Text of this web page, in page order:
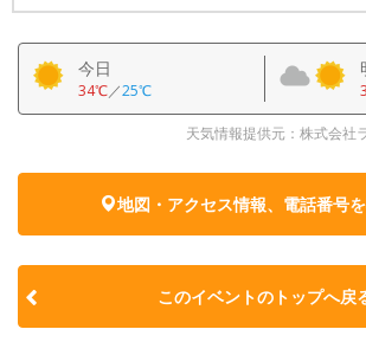
今日
34℃／25℃
天気情報提供元：株式会社
地図・アクセス情報、電話番号
このイベントのトップへ戻